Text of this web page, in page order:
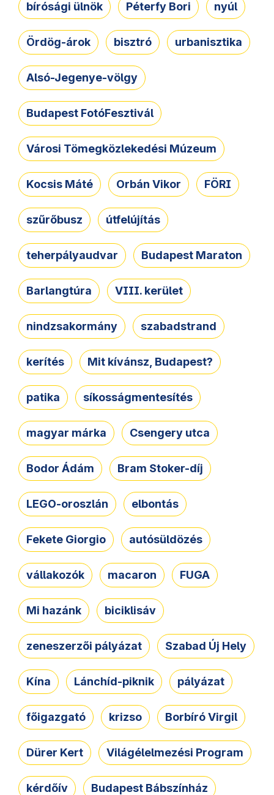
bírósági ülnök Péterfy Bori nyúl
Ördög-árok bisztró urbanisztika
Alsó-Jegenye-völgy
Budapest FotóFesztivál
Városi Tömegközlekedési Múzeum
Kocsis Máté Orbán Vikor FÖRI
szűrőbusz útfelújítás
teherpályaudvar Budapest Maraton
Barlangtúra VIII. kerület
nindzsakormány szabadstrand
kerítés Mit kívánsz, Budapest?
patika síkosságmentesítés
magyar márka Csengery utca
Bodor Ádám Bram Stoker-díj
LEGO-oroszlán elbontás
Fekete Giorgio autósüldözés
vállakozók macaron FUGA
Mi hazánk biciklisáv
zeneszerzői pályázat Szabad Új Hely
Kína Lánchíd-piknik pályázat
főigazgató krizso Borbíró Virgil
Dürer Kert Világélelmezési Program
kérdőív Budapest Bábszínház